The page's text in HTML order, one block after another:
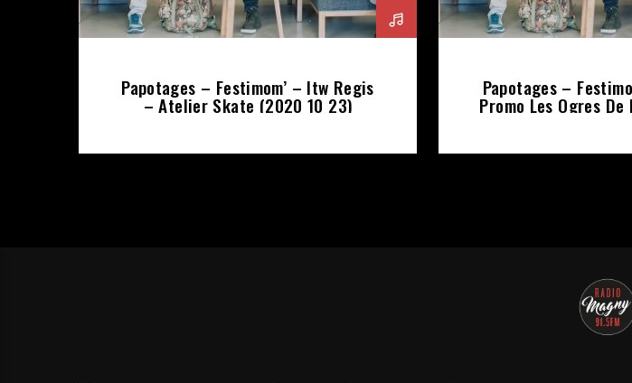
Papotages – Festimom’ – Itw Regis
– Atelier Skate (2020 10 23)
Papotages –
Promo Les Ogres De